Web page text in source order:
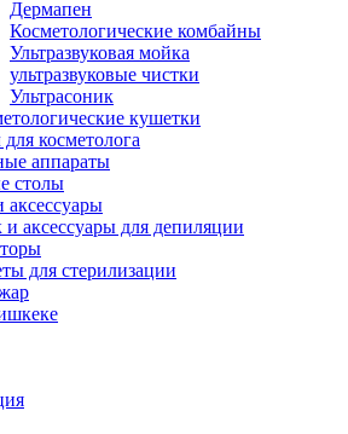
Дермапен
Косметологические комбайны
Ультразвуковая мойка
ультразвуковые чистки
Ультрасоник
кушетки
косметолога
аппараты
столы
аксессуары
и аксессуары для депиляции
для стерилизации